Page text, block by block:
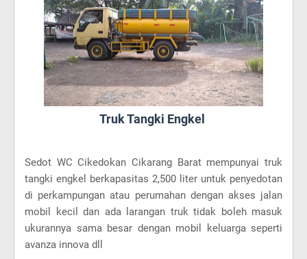
Truk Tangki Engkel
Sedot WC Cikedokan Cikarang Barat mempunyai truk
tangki engkel berkapasitas 2,500 liter untuk penyedotan
di perkampungan atau perumahan dengan akses jalan
mobil kecil dan ada larangan truk tidak boleh masuk
ukurannya sama besar dengan mobil keluarga seperti
avanza innova dll